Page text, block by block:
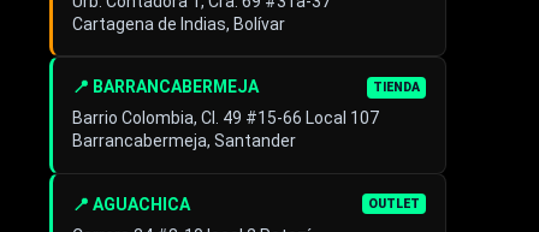
Cartagena de Indias, Bolívar
📍 BARRANCABERMEJA TIENDA
Barrio Colombia, Cl. 49 #15-66 Local 107
Barrancabermeja, Santander
📍 AGUACHICA OUTLET